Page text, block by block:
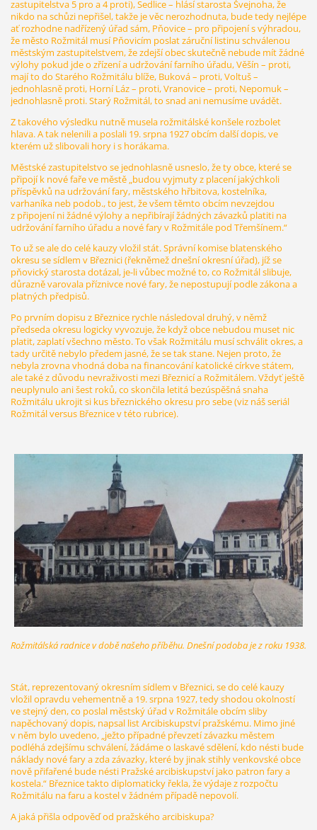
zastupitelstva 5 pro a 4 proti), Sedlice – hlásí starosta Švejnoha, že
nikdo na schůzi nepřišel, takže je věc nerozhodnuta, bude tedy nejlépe
ať rozhodne nadřízený úřad sám, Pňovice – pro připojení s výhradou,
že město Rožmitál musí Pňovicím poslat záruční listinu schválenou
městským zastupitelstvem, že zdejší obec skutečně nebude mít žádné
výlohy pokud jde o zřízení a udržování farního úřadu, Věšín – proti,
mají to do Starého Rožmitálu blíže, Buková – proti, Voltuš –
jednohlasně proti, Horní Láz – proti, Vranovice – proti, Nepomuk –
jednohlasně proti. Starý Rožmitál, to snad ani nemusíme uvádět.
Z takového výsledku nutně musela rožmitálské konšele rozbolet
hlava. A tak nelenili a poslali 19. srpna 1927 obcím další dopis, ve
kterém už slibovali hory i s horákama.
Městské zastupitelstvo se jednohlasně usneslo, že ty obce, které se
připojí k nové faře ve městě „budou vyjmuty z placení jakýchkoli
příspěvků na udržování fary, městského hřbitova, kostelníka,
varhaníka neb podob., to jest, že všem těmto obcím nevzejdou
z připojení ni žádné výlohy a nepřibírají žádných závazků platiti na
udržování farního úřadu a nové fary v Rožmitále pod Třemšínem.“
To už se ale do celé kauzy vložil stát. Správní komise blatenského
okresu se sídlem v Březnici (řekněmež dnešní okresní úřad), jíž se
pňovický starosta dotázal, je-li vůbec možné to, co Rožmitál slibuje,
důrazně varovala příznivce nové fary, že nepostupují podle zákona a
platných předpisů.
Po prvním dopisu z Březnice rychle následoval druhý, v němž
předseda okresu logicky vyvozuje, že když obce nebudou muset nic
platit, zaplatí všechno město. To však Rožmitálu musí schválit okres, a
tady určitě nebylo předem jasné, že se tak stane. Nejen proto, že
nebyla zrovna vhodná doba na financování katolické církve státem,
ale také z důvodu nevraživosti mezi Březnicí a Rožmitálem. Vždyť ještě
neuplynulo ani šest roků, co skončila letitá bezúspěšná snaha
Rožmitálu ukrojit si kus březnického okresu pro sebe (viz náš seriál
Rožmitál versus Březnice v této rubrice).
Rožmitálská radnice v době našeho příběhu. Dnešní podoba je z roku 1938.
Stát, reprezentovaný okresním sídlem v Březnici, se do celé kauzy
vložil opravdu vehementně a 19. srpna 1927, tedy shodou okolností
ve stejný den, co poslal městský úřad v Rožmitále obcím sliby
napěchovaný dopis, napsal list Arcibiskupství pražskému. Mimo jiné
v něm bylo uvedeno, „ježto případné převzetí závazku městem
podléhá zdejšímu schválení, žádáme o laskavé sdělení, kdo nésti bude
náklady nové fary a zda závazky, které by jinak stihly venkovské obce
nově přifařené bude nésti Pražské arcibiskupství jako patron fary a
kostela.“ Březnice takto diplomaticky řekla, že výdaje z rozpočtu
Rožmitálu na faru a kostel v žádném případě nepovolí.
A jaká přišla odpověď od pražského arcibiskupa?